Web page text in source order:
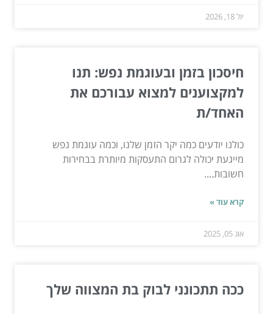
יול 18, 2026
חיסכון בזמן ובעוגמת נפש: תנו
למקצוענים למצוא עבורכם את
האחד/ת
כולנו יודעים כמה יקר הזמן שלנו, וכמה עוגמת נפש
מייגעת יכולה לגרום התעסקות מיותרת בבחירות
חשובות....
קרא עוד »
אוג 05, 2025
ככה תתכונני לבוק בת המצווה שלך